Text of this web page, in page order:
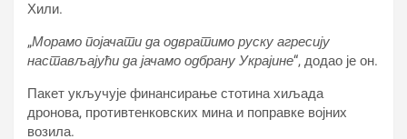
Хили.
„Морамо појачати да одвратимо руску агресију
настављајући да јачамо одбрану Украјине“, додао је он.
Пакет укључује финансирање стотина хиљада
дронова, противтенковских мина и поправке војних
возила.